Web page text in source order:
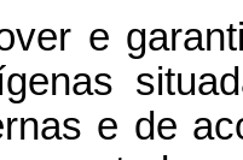
e
e de